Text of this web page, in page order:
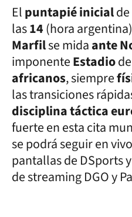
Elpuntapié inicial
las14(hora
Marfilse midaante
imponenteEstadiode
africanos, siempre
las transiciones
disciplina táctica
fuerte en esta cita
se podrá seguir en
pantallas de DSports
de streaming DGO y